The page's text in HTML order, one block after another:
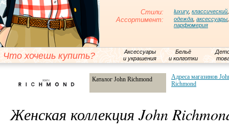
Стили: luxury, классический
Ассортимент: одежда аксессуары
парфюмерия
Что хочешь купить?
Аксессуары
и украшения
Бельё
и колготки
Каталог John Richmond
Адреса магазинов
Richmond
Женская коллекция John